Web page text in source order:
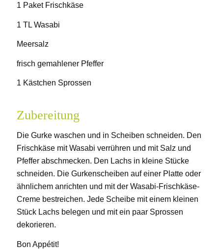
1 Paket Frischkäse
1 TL Wasabi
Meersalz
frisch gemahlener Pfeffer
1 Kästchen Sprossen
Zubereitung
Die Gurke waschen und in Scheiben schneiden. Den
Frischkäse mit Wasabi verrühren und mit Salz und
Pfeffer abschmecken. Den Lachs in kleine Stücke
schneiden. Die Gurkenscheiben auf einer Platte oder
ähnlichem anrichten und mit der Wasabi-Frischkäse-
Creme bestreichen. Jede Scheibe mit einem kleinen
Stück Lachs belegen und mit ein paar Sprossen
dekorieren.
Bon Appétit!